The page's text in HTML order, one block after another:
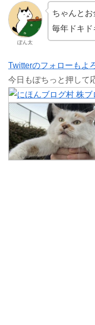
ぽん太
ちゃんと
毎年ドキド
Twitterのフォローもよ
今日もぽちっと押して